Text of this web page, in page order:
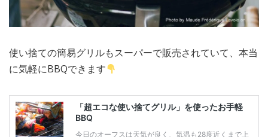
使い捨ての簡易グリルもスーパーで販売されていて、本当
に気軽にBBQできます